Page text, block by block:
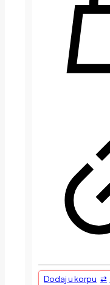
Dodaj u korpu